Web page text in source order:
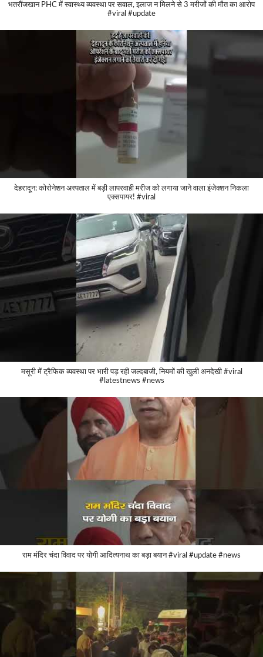
भतरौंजखान PHC में स्वास्थ्य व्यवस्था पर सवाल, इलाज न मिलने से 3 मरीजों की मौत का आरोप
#viral #update
देहरादून: कोरोनेशन अस्पताल में बड़ी लापरवाही मरीज को लगाया जाने वाला इंजेक्शन निकला
एक्सपायर! #viral
मसूरी में ट्रैफिक व्यवस्था पर भारी पड़ रही जल्दबाजी, नियमों की खुली अनदेखी #viral
#latestnews #news
राम मंदिर चंदा विवाद पर योगी आदित्यनाथ का बड़ा बयान #viral #update #news